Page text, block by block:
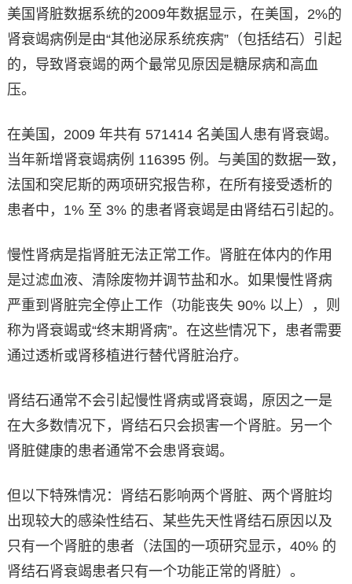
美国肾脏数据系统的2009年数据显示，在美国，2%的
肾衰竭病例是由“其他泌尿系统疾病”（包括结石）引起
的，导致肾衰竭的两个最常见原因是糖尿病和高血
压。
在美国，2009 年共有 571414 名美国人患有肾衰竭。
当年新增肾衰竭病例 116395 例。与美国的数据一致，
法国和突尼斯的两项研究报告称，在所有接受透析的
患者中，1% 至 3% 的患者肾衰竭是由肾结石引起的。
慢性肾病是指肾脏无法正常工作。肾脏在体内的作用
是过滤血液、清除废物并调节盐和水。如果慢性肾病
严重到肾脏完全停止工作（功能丧失 90% 以上），则
称为肾衰竭或“终末期肾病”。在这些情况下，患者需要
通过透析或肾移植进行替代肾脏治疗。
肾结石通常不会引起慢性肾病或肾衰竭，原因之一是
在大多数情况下，肾结石只会损害一个肾脏。另一个
肾脏健康的患者通常不会患肾衰竭。
但以下特殊情况：肾结石影响两个肾脏、两个肾脏均
出现较大的感染性结石、某些先天性肾结石原因以及
只有一个肾脏的患者（法​​国的一项研究显示，40% 的
肾结石肾衰竭患者只有一个功能正常的肾脏）。